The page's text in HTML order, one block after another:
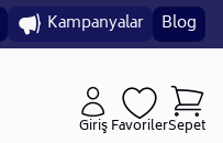
Kampanyalar Blog
GirişFavorilerSepet